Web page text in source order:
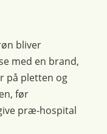
bliver
med en brand,
på pletten og
før
præ-hospital